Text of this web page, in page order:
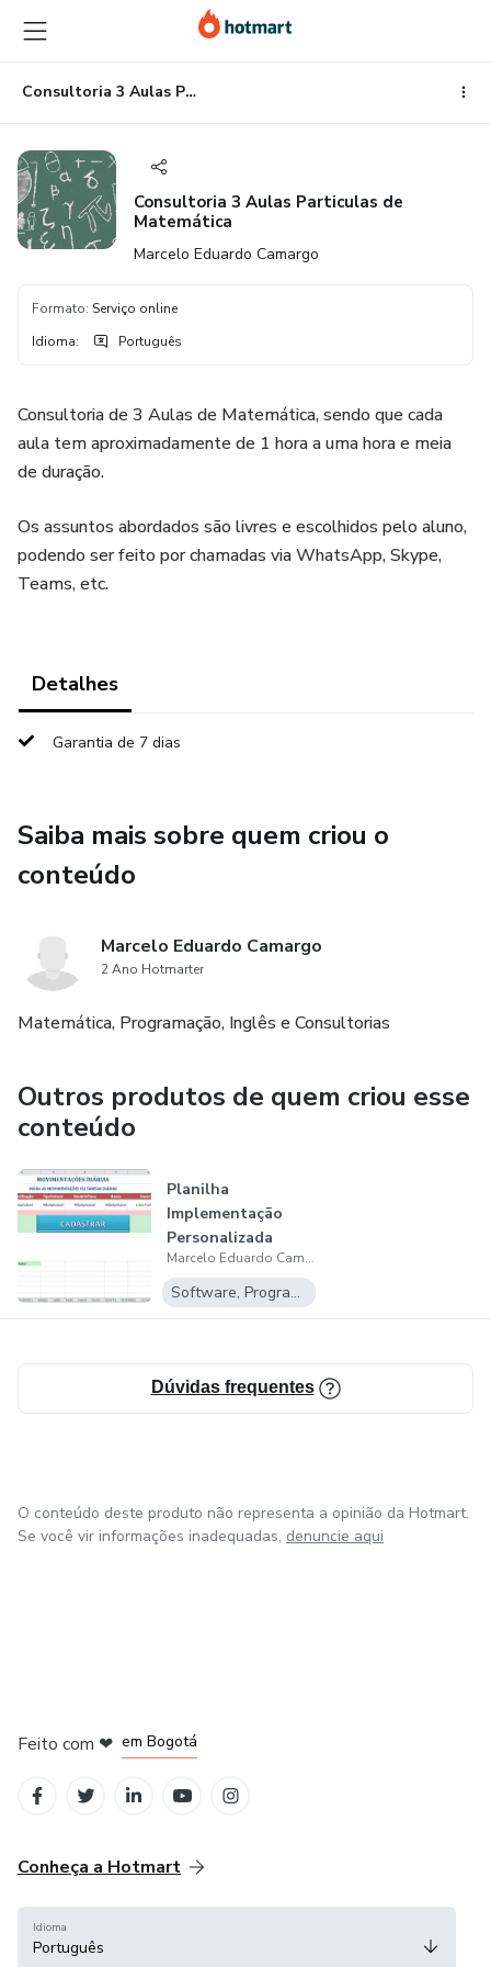
para
o
conteúdo
principal
para
o
pagamento
para
o
rodapé
Consultoria 3 Aulas Particulas de Matemática
Consultoria 3 Aulas Particulas de
Matemática
Marcelo Eduardo Camargo
Formato: Serviço online
Idioma: Português
Consultoria de 3 Aulas de Matemática, sendo que cada
aula tem aproximadamente de 1 hora a uma hora e meia
de duração.
Os assuntos abordados são livres e escolhidos pelo aluno,
podendo ser feito por chamadas via WhatsApp, Skype,
Teams, etc.
Detalhes
Garantia de 7 dias
Saiba mais sobre quem criou o
conteúdo
Marcelo Eduardo Camargo
2 Ano Hotmarter
Matemática, Programação, Inglês e Consultorias
Outros produtos de quem criou esse
conteúdo
Planilha
Implementação
Personalizada
Marcelo Eduardo Camargo
Software, Programas para baixar
Dúvidas frequentes
O conteúdo deste produto não representa a opinião da Hotmart.
Se você vir informações inadequadas, denuncie aqui
Feito com ❤ em Bogotá
Conheça a Hotmart
Idioma
Português